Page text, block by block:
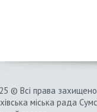
© Всі права
міська рада